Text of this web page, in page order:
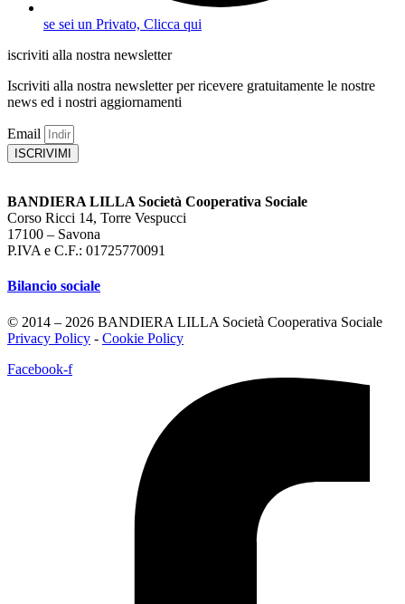
se sei un Privato, Clicca qui
iscriviti alla nostra newsletter
Iscriviti alla nostra newsletter per ricevere gratuitamente le nostre
news ed i nostri aggiornamenti
Email
ISCRIVIMI
BANDIERA LILLA Società Cooperativa Sociale
Corso Ricci 14, Torre Vespucci
17100 – Savona
P.IVA e C.F.: 01725770091
Bilancio sociale
© 2014 – 2026 BANDIERA LILLA Società Cooperativa Sociale
Privacy Policy - Cookie Policy
Facebook-f